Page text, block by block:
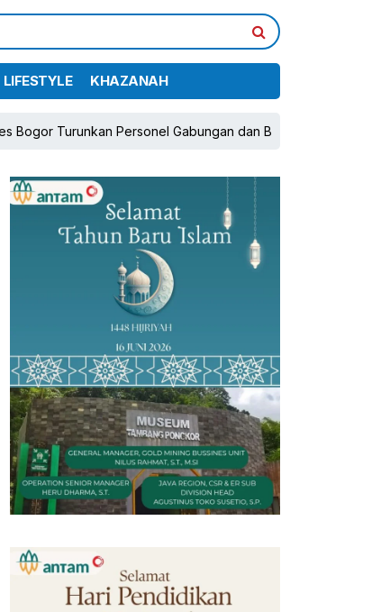
LIFESTYLE KHAZANAH
Personel Gabungan dan Brimob, Prioritaskan
Share